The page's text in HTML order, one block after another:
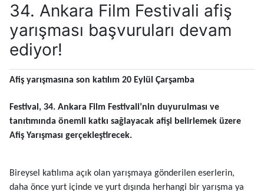
34. Ankara Film Festivali afiş
yarışması başvuruları devam
ediyor!
Afiş yarışmasına son katılım 20 Eylül Çarşamba
Festival, 34. Ankara Film Festivali’nin duyurulması ve
tanıtımında önemli katkı sağlayacak afişi belirlemek üzere
Afiş Yarışması gerçekleştirecek.
Bireysel
katılıma açık olan yarışmaya gönderilen eserlerin,
daha önce yurt içinde ve yurt dışında herhangi bir yarışma ya